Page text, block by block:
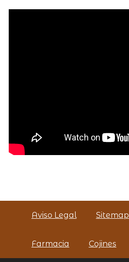
Aviso Legal Sitemap
Farmacia Cojines